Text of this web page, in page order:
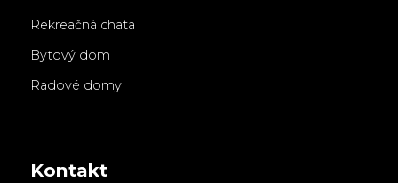
Rekreačná chata
Bytový dom
Radové domy
Kontakt